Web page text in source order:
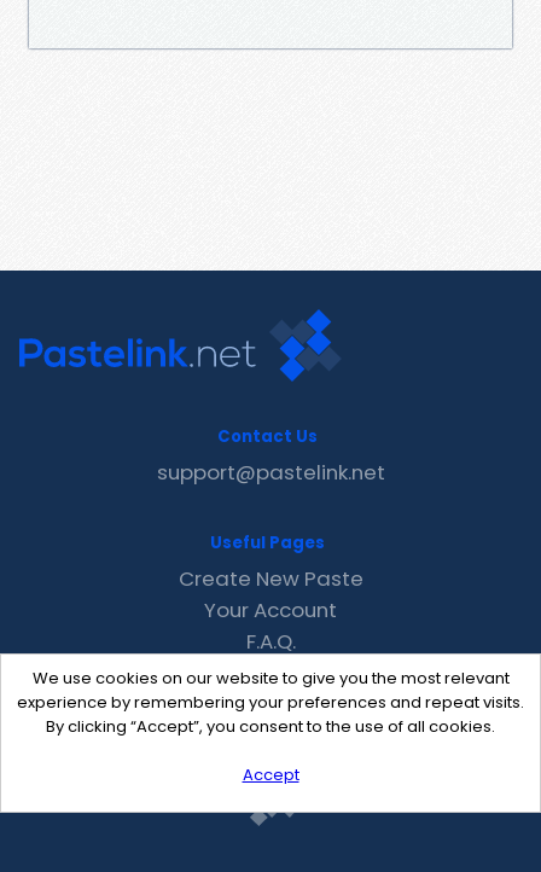
We use cookies on our website to give you the most relevant
experience by remembering your preferences and repeat visits.
By clicking “Accept”, you consent to the use of all cookies.
Accept
Contact Us
support@pastelink.net
Useful Pages
Create New Paste
Your Account
F.A.Q.
Recent
Contact